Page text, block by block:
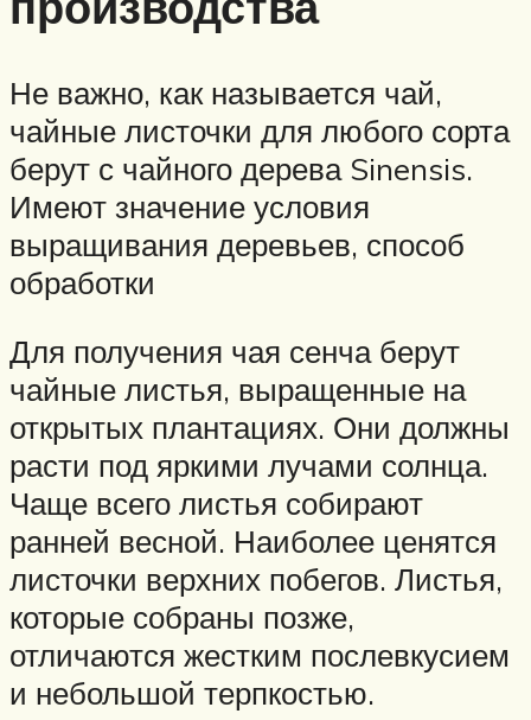
Не важно, как называется чай,
чайные листочки для любого сорта
берут с чайного дерева Sinensis.
Имеют значение условия
выращивания деревьев, способ
обработки
Для получения чая сенча берут
чайные листья, выращенные на
открытых плантациях. Они должны
расти под яркими лучами солнца.
Чаще всего листья собирают
ранней весной. Наиболее ценятся
листочки верхних побегов. Листья,
которые собраны позже,
отличаются жестким послевкусием
и небольшой терпкостью.